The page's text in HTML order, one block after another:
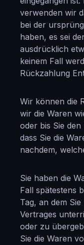
verwenden wir
bei der
haben, es sei
ausdrücklich
keinem Fall
Rückzahlung
Wir können die
wir die Waren
oder bis Sie
dass Sie die
nachdem,
Sie haben die
Fall spätestens
Tag, an dem
Vertrages
oder zu
Sie die Waren